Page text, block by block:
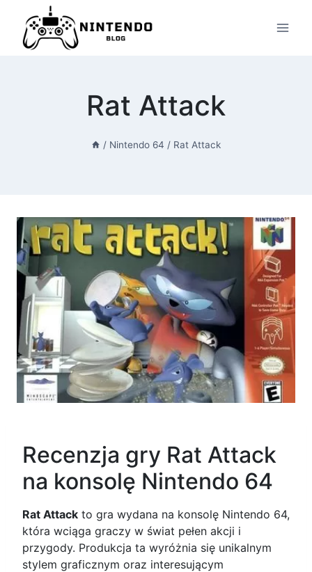
Przeskocz
treści
Rat Attack
/ Nintendo 64 / Rat Attack
Recenzja gry Rat Attack
na konsolę Nintendo 64
Rat Attack to gra wydana na konsolę Nintendo 64,
która wciąga graczy w świat pełen akcji i
przygody. Produkcja ta wyróżnia się unikalnym
stylem graficznym oraz interesującym